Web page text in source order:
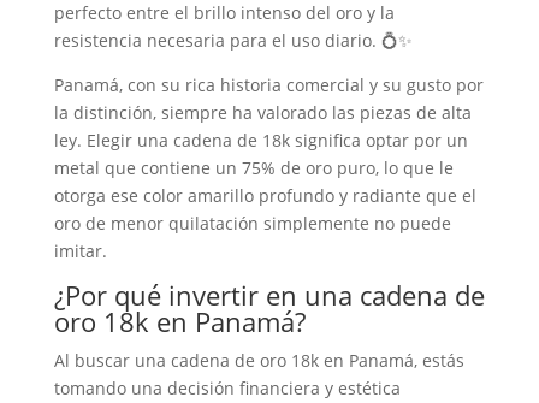
perfecto entre el brillo intenso del oro y la
resistencia necesaria para el uso diario. 💍✨
Panamá, con su rica historia comercial y su gusto por
la distinción, siempre ha valorado las piezas de alta
ley. Elegir una cadena de 18k significa optar por un
metal que contiene un 75% de oro puro, lo que le
otorga ese color amarillo profundo y radiante que el
oro de menor quilatación simplemente no puede
imitar.
¿Por qué invertir en una cadena de
oro 18k en Panamá?
Al buscar una cadena de oro 18k en Panamá, estás
tomando una decisión financiera y estética